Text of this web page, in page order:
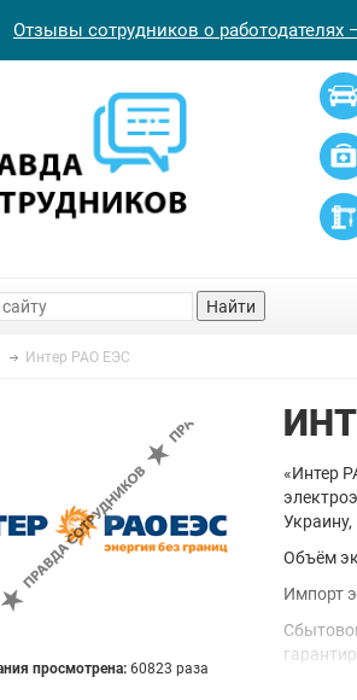
Отзывы сотрудников о
Найти
Интер РАО ЕЭС
просмотрена:60823 раза
«Интер
Объём
Импорт